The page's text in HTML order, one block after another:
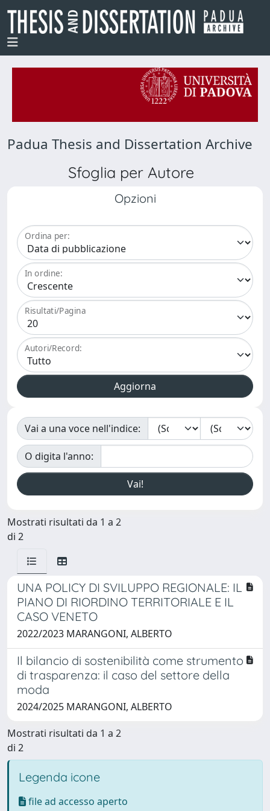
Padua Thesis and Dissertation Archive
Sfoglia per Autore
Opzioni
Ordina per:
In ordine:
Risultati/Pagina
Autori/Record:
Vai a una voce nell'indice:
O digita l'anno:
Mostrati risultati da 1 a 2
di 2
UNA POLICY DI SVILUPPO REGIONALE: IL
PIANO DI RIORDINO TERRITORIALE E IL
CASO VENETO
2022/2023 MARANGONI, ALBERTO
Il bilancio di sostenibilità come strumento
di trasparenza: il caso del settore della
moda
2024/2025 MARANGONI, ALBERTO
Mostrati risultati da 1 a 2
di 2
Legenda icone
file ad accesso aperto